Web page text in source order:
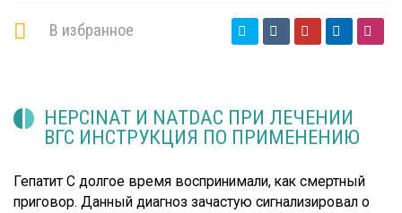
В избранное
HEPCINAT И NATDAC ПРИ ЛЕЧЕНИИ
ВГС ИНСТРУКЦИЯ ПО ПРИМЕНЕНИЮ
Гепатит С долгое время воспринимали, как смертный
приговор. Данный диагноз зачастую сигнализировал о